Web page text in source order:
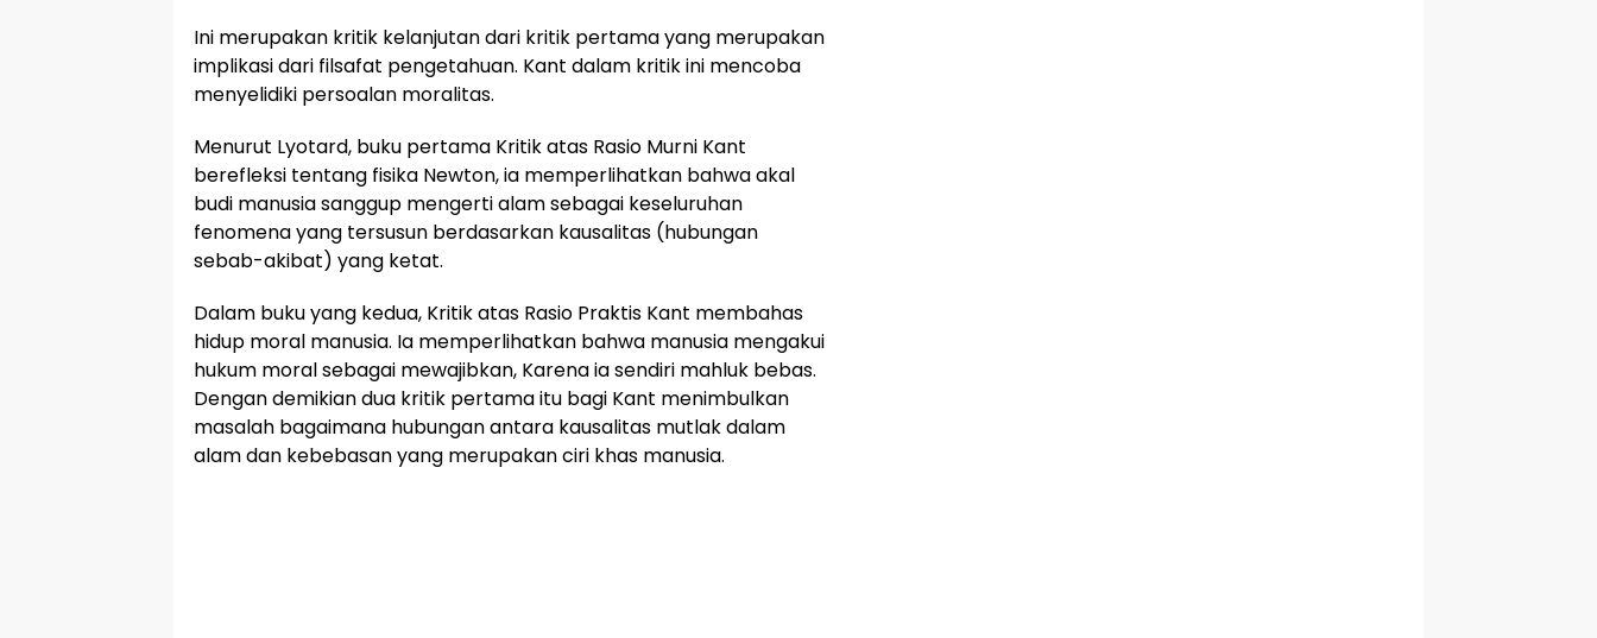
Ini merupakan kritik kelanjutan dari kritik pertama yang merupakan
implikasi dari filsafat pengetahuan. Kant dalam kritik ini mencoba
menyelidiki persoalan moralitas.
Menurut Lyotard, buku pertama Kritik atas Rasio Murni Kant
berefleksi tentang fisika Newton, ia memperlihatkan bahwa akal
budi manusia sanggup mengerti alam sebagai keseluruhan
fenomena yang tersusun berdasarkan kausalitas (hubungan
sebab-akibat) yang ketat.
Dalam buku yang kedua, Kritik atas Rasio Praktis Kant membahas
hidup moral manusia. Ia memperlihatkan bahwa manusia mengakui
hukum moral sebagai mewajibkan, Karena ia sendiri mahluk bebas.
Dengan demikian dua kritik pertama itu bagi Kant menimbulkan
masalah bagaimana hubungan antara kausalitas mutlak dalam
alam dan kebebasan yang merupakan ciri khas manusia.